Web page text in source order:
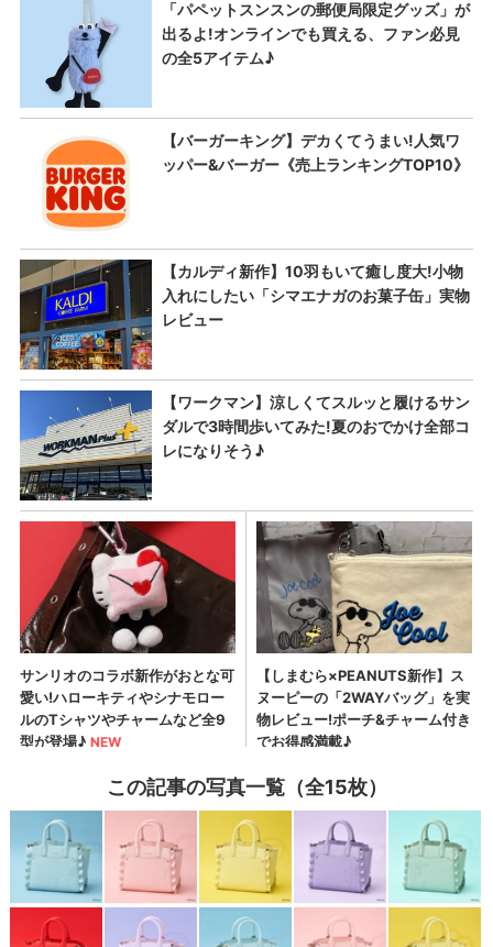
この記事の写真一覧（全15枚）